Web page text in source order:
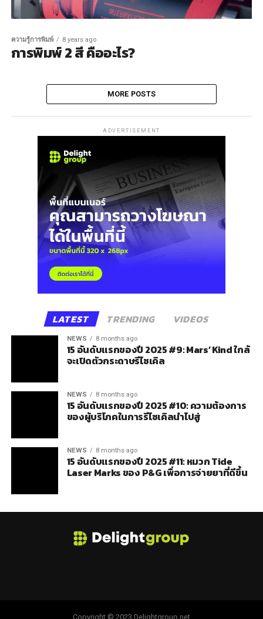
ความรู้การพิมพ์ 8 years ago
การพิมพ์ 2 สี คืออะไร?
MORE POSTS
ADVERTISEMENT
LATEST TRENDING VIDEOS
NEWS 8 months ago
15 อันดับแรกของปี 2025 #9: Mars’ Kind ใกล้
จะเปิดตัวกระดาษรีไซเคิล
NEWS 8 months ago
15 อันดับแรกของปี 2025 #10: ความต้องการ
ของผู้บริโภคในการรีไซเคิลนำไปสู่
NEWS 8 months ago
15 อันดับแรกของปี 2025 #11: หมวก Tide
Laser Marks ของ P&G เพื่อการจ่ายยาที่ดีขึ้น
Copyright © 2023 Delightgroup.net